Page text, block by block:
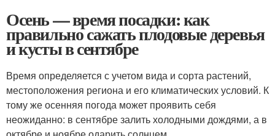
Осень — время посадки: как
правильно сажать плодовые деревья
и кусты в сентябре
Время определяется с учетом вида и сорта растений,
местоположения региона и его климатических условий. К
тому же осенняя погода может проявить себя
неожиданно: в сентябре залить холодными дождями, а в